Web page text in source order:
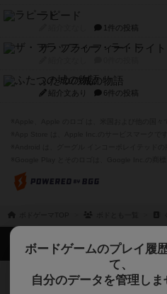
ラピード
1件の投稿
ザ・フラッフィー・ライト
ふたつの城の物語
紹介文あり 6件の投稿
ボードゲームのプレイ履
て、
自分のデータを管理しま
ボドゲーマTOP
ボードゲームを検索する